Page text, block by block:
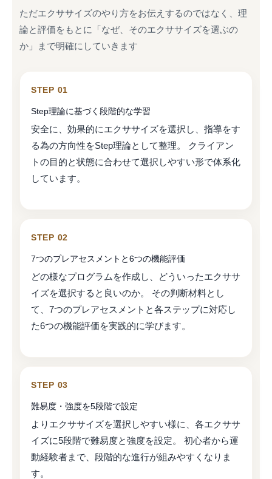
ただエクササイズのやり方をお伝えするのではなく、理
論と評価をもとに「なぜ、そのエクササイズを選ぶの
か」まで明確にしていきます
STEP 01
Step理論に基づく段階的な学習
安全に、効果的にエクササイズを選択し、指導をす
る為の方向性をStep理論として整理。 クライアン
トの目的と状態に合わせて選択しやすい形で体系化
しています。
STEP 02
7つのプレアセスメントと6つの機能評価
どの様なプログラムを作成し、どういったエクササ
イズを選択すると良いのか。 その判断材料とし
て、7つのプレアセスメントと各ステップに対応し
た6つの機能評価を実践的に学びます。
STEP 03
難易度・強度を5段階で設定
よりエクササイズを選択しやすい様に、各エクササ
イズに5段階で難易度と強度を設定。 初心者から運
動経験者まで、段階的な進行が組みやすくなりま
す。